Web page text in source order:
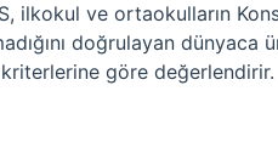
ilkokul ve ortaokulların
doğrulayan dünyaca
kriterlerine göre değerlendirir.